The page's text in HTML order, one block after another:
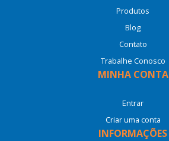
Produtos
Blog
Contato
Trabalhe Conosco
MINHA CONTA
Entrar
Criar uma conta
INFORMAÇÕES